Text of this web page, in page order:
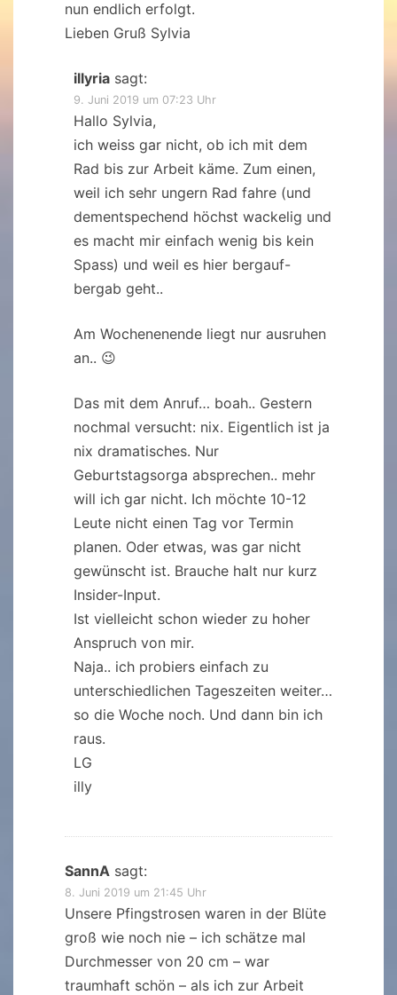
nun endlich erfolgt.
Lieben Gruß Sylvia
illyria sagt:
9. Juni 2019 um 07:23 Uhr
Hallo Sylvia,
ich weiss gar nicht, ob ich mit dem
Rad bis zur Arbeit käme. Zum einen,
weil ich sehr ungern Rad fahre (und
dementspechend höchst wackelig und
es macht mir einfach wenig bis kein
Spass) und weil es hier bergauf-
bergab geht..
Am Wochenenende liegt nur ausruhen
an.. 😉
Das mit dem Anruf… boah.. Gestern
nochmal versucht: nix. Eigentlich ist ja
nix dramatisches. Nur
Geburtstagsorga absprechen.. mehr
will ich gar nicht. Ich möchte 10-12
Leute nicht einen Tag vor Termin
planen. Oder etwas, was gar nicht
gewünscht ist. Brauche halt nur kurz
Insider-Input.
Ist vielleicht schon wieder zu hoher
Anspruch von mir.
Naja.. ich probiers einfach zu
unterschiedlichen Tageszeiten weiter…
so die Woche noch. Und dann bin ich
raus.
LG
illy
SannA sagt:
8. Juni 2019 um 21:45 Uhr
Unsere Pfingstrosen waren in der Blüte
groß wie noch nie – ich schätze mal
Durchmesser von 20 cm – war
traumhaft schön – als ich zur Arbeit